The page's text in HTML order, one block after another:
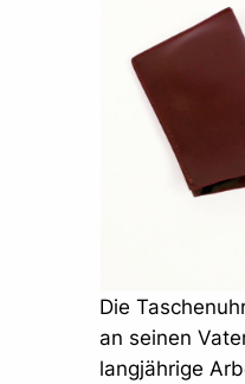
Die
an seinen
langjährige